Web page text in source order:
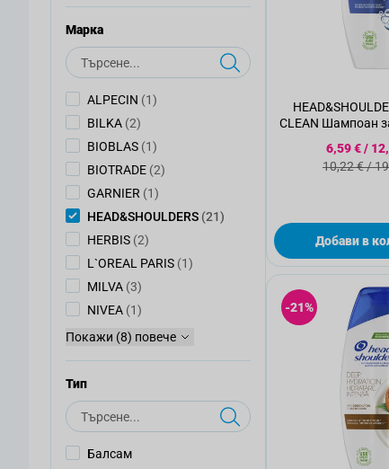
Mарка
Търсене
ALPECIN (1)
BILKA (2)
BIOBLAS (1)
BIOTRADE (2)
GARNIER (1)
HEAD&SHOULDERS (21)
HERBIS (2)
L`OREAL PARIS (1)
MILVA (3)
NIVEA (1)
Покажи (8) повече
Тип
Търсене
Балсам
CLEAN Шампоан
6,59 €/
10,22 €/
Добави в
-21%